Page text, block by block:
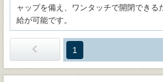
ャップを備え、ワンタッチで開閉できる
給が可能です。
1